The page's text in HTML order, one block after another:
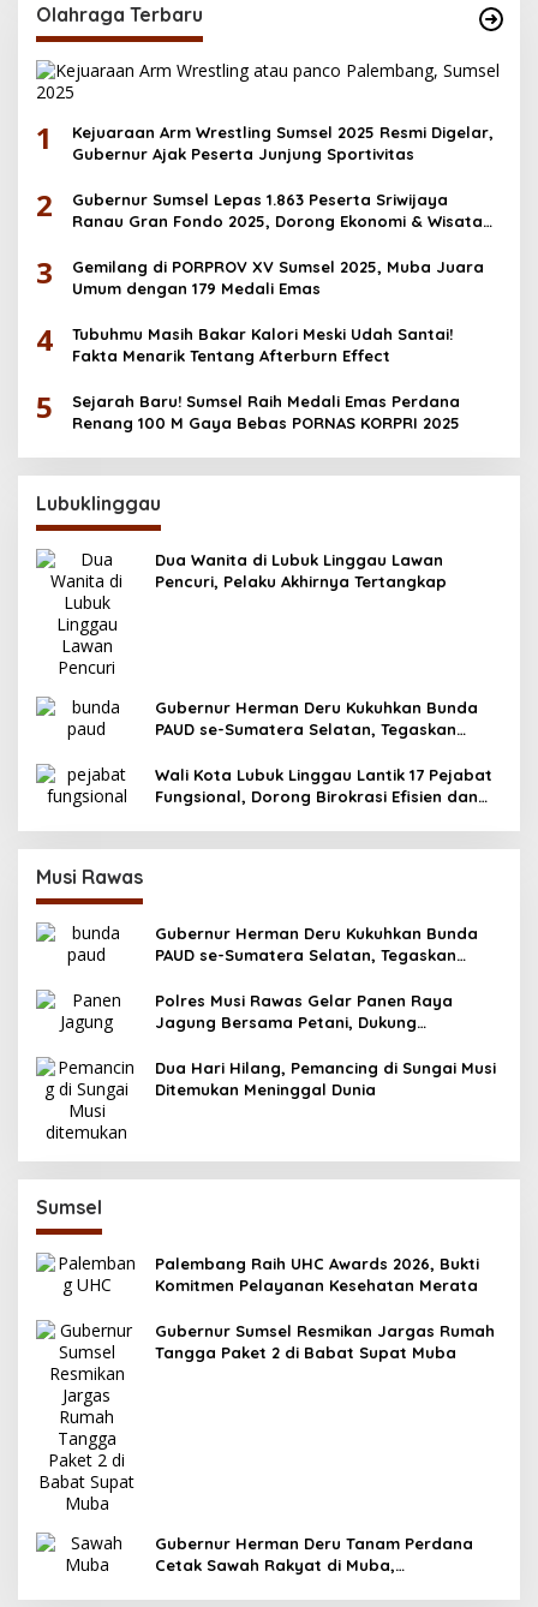
Olahraga Terbaru
1
Kejuaraan Arm Wrestling Sumsel 2025 Resmi Digelar,
Gubernur Ajak Peserta Junjung Sportivitas
2
Gubernur Sumsel Lepas 1.863 Peserta Sriwijaya
Ranau Gran Fondo 2025, Dorong Ekonomi & Wisata
3
Gemilang di PORPROV XV Sumsel 2025, Muba Juara
Umum dengan 179 Medali Emas
4
Tubuhmu Masih Bakar Kalori Meski Udah Santai!
Fakta Menarik Tentang Afterburn Effect
5
Sejarah Baru! Sumsel Raih Medali Emas Perdana
Renang 100 M Gaya Bebas PORNAS KORPRI 2025
Lubuklinggau
Dua Wanita di Lubuk Linggau Lawan
Pencuri, Pelaku Akhirnya Tertangkap
Gubernur Herman Deru Kukuhkan Bunda
PAUD se-Sumatera Selatan, Tegaskan
Wali Kota Lubuk Linggau Lantik 17 Pejabat
Fungsional, Dorong Birokrasi Efisien dan
Musi Rawas
Gubernur Herman Deru Kukuhkan Bunda
PAUD se-Sumatera Selatan, Tegaskan
Polres Musi Rawas Gelar Panen Raya
Jagung Bersama Petani, Dukung
Dua Hari Hilang, Pemancing di Sungai Musi
Ditemukan Meninggal Dunia
Sumsel
Palembang Raih UHC Awards 2026, Bukti
Komitmen Pelayanan Kesehatan Merata
Gubernur Sumsel Resmikan Jargas Rumah
Tangga Paket 2 di Babat Supat Muba
Gubernur Herman Deru Tanam Perdana
Cetak Sawah Rakyat di Muba,